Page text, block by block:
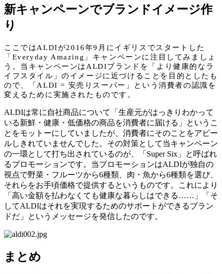
新キャンペーンでブランドイメージ作
り
ここではALDIが2016年9月にイギリスでスタートした
「Everyday Amazing」キャンペーンに注目してみましょ
う。当キャンペーンはALDIブランドを「より健康的なラ
イフスタイル」のイメージに近づけることを目的としたも
ので、「ALDI = 安売りスーパー」という消費者の認識を
変えるために実施されたものです。
ALDIは常に自社商品について「生産元がはっきりわかって
いる新鮮・健康・低価格の商品を消費者に届ける」というこ
とをモットーにしていましたが、消費者にそのことをアピー
ルしきれていませんでした。その対策として当キャンペーン
の一環として打ち出されているのが、「Super Six」と呼ばれ
るプロモーションです。当プロモーションはALDIが独自の
視点で野菜・フルーツから6種類、肉・魚から6種類を選び、
それらをお手頃価格で提供するというものです。これにより
「高い金額を払わなくても健康な暮らしはできる……」「そ
してALDIはそれを実現するためのサポートができるブラン
ドだ」というメッセージを発信したのです。
まとめ